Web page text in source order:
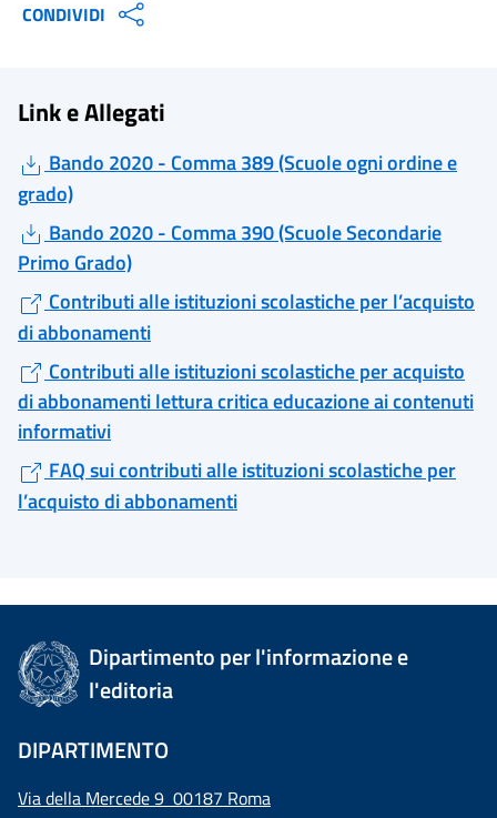
CONDIVIDI
Link e Allegati
Bando 2020 - Comma 389 (Scuole ogni ordine e
grado)
Bando 2020 - Comma 390 (Scuole Secondarie
Primo Grado)
Contributi alle istituzioni scolastiche per l’acquisto
di abbonamenti
Contributi alle istituzioni scolastiche per acquisto
di abbonamenti lettura critica educazione ai contenuti
informativi
FAQ sui contributi alle istituzioni scolastiche per
l’acquisto di abbonamenti
Dipartimento per l'informazione e
l'editoria
DIPARTIMENTO
Via della Mercede 9 00187 Roma